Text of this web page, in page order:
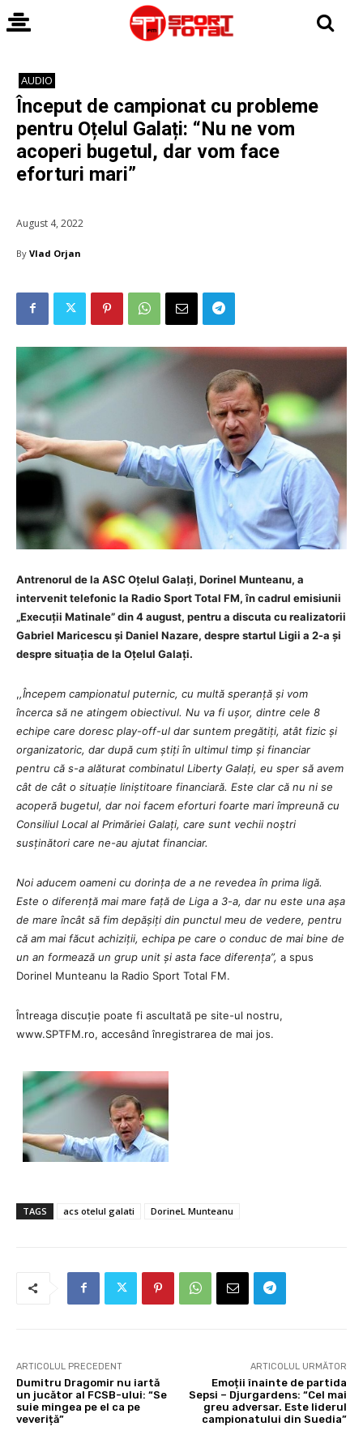
AUDIO
Început de campionat cu probleme
pentru Oțelul Galați: “Nu ne vom
acoperi bugetul, dar vom face
eforturi mari”
August 4, 2022
By Vlad Orjan
Antrenorul de la ASC Oțelul Galați, Dorinel Munteanu, a
intervenit telefonic la Radio Sport Total FM, în cadrul emisiunii
„Execuții Matinale” din 4 august, pentru a discuta cu realizatorii
Gabriel Maricescu și Daniel Nazare, despre startul Ligii a 2-a și
despre situația de la Oțelul Galați.
,,Începem campionatul puternic, cu multă speranță și vom
încerca să ne atingem obiectivul. Nu va fi ușor, dintre cele 8
echipe care doresc play-off-ul dar suntem pregătiți, atât fizic și
organizatoric, dar după cum știți în ultimul timp și financiar
pentru că s-a alăturat combinatul Liberty Galați, eu sper să avem
cât de cât o situație liniștitoare financiară. Este clar că nu ni se
acoperă bugetul, dar noi facem eforturi foarte mari împreună cu
Consiliul Local al Primăriei Galați, care sunt vechii noștri
susținători care ne-au ajutat financiar.
Noi aducem oameni cu dorința de a ne revedea în prima ligă.
Este o diferență mai mare față de Liga a 3-a, dar nu este una așa
de mare încât să fim depășiți din punctul meu de vedere, pentru
că am mai făcut achiziții, echipa pe care o conduc de mai bine de
un an formează un grup unit și asta face diferența”, a spus
Dorinel Munteanu la Radio Sport Total FM.
Întreaga discuție poate fi ascultată pe site-ul nostru,
www.SPTFM.ro, accesând înregistrarea de mai jos.
TAGS acs otelul galati DorineL Munteanu
ARTICOLUL PRECEDENT
Dumitru Dragomir nu iartă
un jucător al FCSB-ului: “Se
suie mingea pe el ca pe
veveriță”
ARTICOLUL URMĂTOR
Emoții înainte de partida
Sepsi – Djurgardens: “Cel mai
greu adversar. Este liderul
campionatului din Suedia”